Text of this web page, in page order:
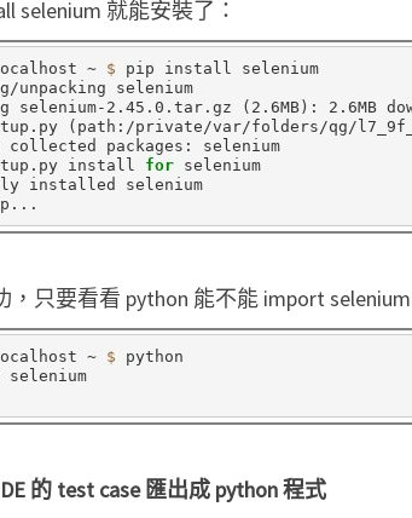
e
r
作
b
u
t
t
selenium 就能安裝了：
~ $ pip install selenium
unpacking selenium
selenium-2.45.0.tar.gz
( 2.6MB) : 2.6MB
( path:/private/var/folders/qg/
packages: selenium
install for selenium
installed selenium
只要看看 python 能不能 import
~ $ python
selenium
的 test case 匯出成 python 程式